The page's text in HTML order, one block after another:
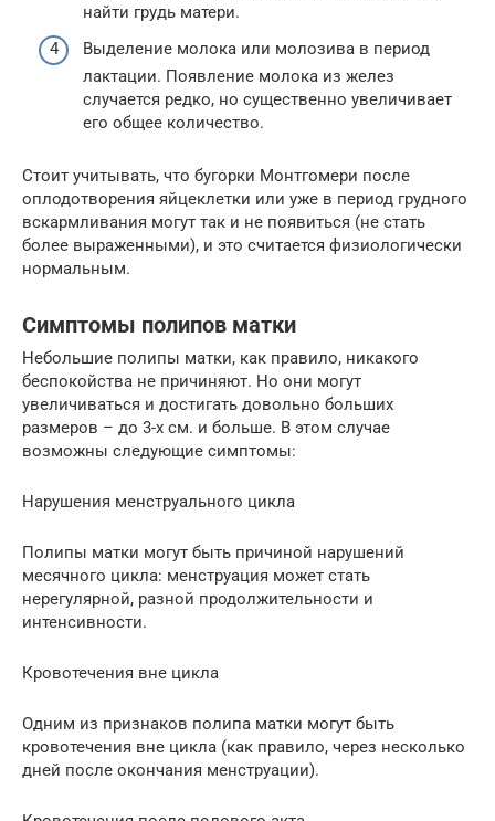
найти грудь матери.
Выделение молока или молозива в период
лактации. Появление молока из желез
случается редко, но существенно увеличивает
его общее количество.
Стоит учитывать, что бугорки Монтгомери после
оплодотворения яйцеклетки или уже в период грудного
вскармливания могут так и не появиться (не стать
более выраженными), и это считается физиологически
нормальным.
Симптомы полипов матки
Небольшие полипы матки, как правило, никакого
беспокойства не причиняют. Но они могут
увеличиваться и достигать довольно больших
размеров – до 3-х см. и больше. В этом случае
возможны следующие симптомы:
Нарушения менструального цикла
Полипы матки могут быть причиной нарушений
месячного цикла: менструация может стать
нерегулярной, разной продолжительности и
интенсивности.
Кровотечения вне цикла
Одним из признаков полипа матки могут быть
кровотечения вне цикла (как правило, через несколько
дней после окончания менструации).